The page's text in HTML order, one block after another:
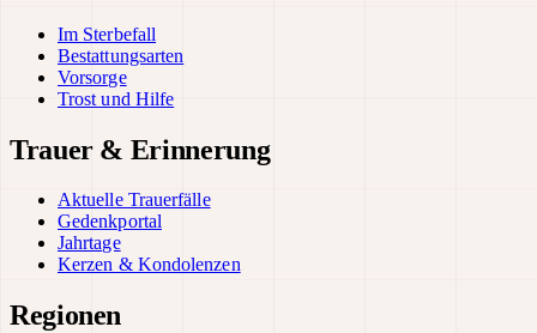
Im Sterbefall
Bestattungsarten
Vorsorge
Trost und Hilfe
Trauer & Erinnerung
Aktuelle Trauerfälle
Gedenkportal
Jahrtage
Kerzen & Kondolenzen
Regionen